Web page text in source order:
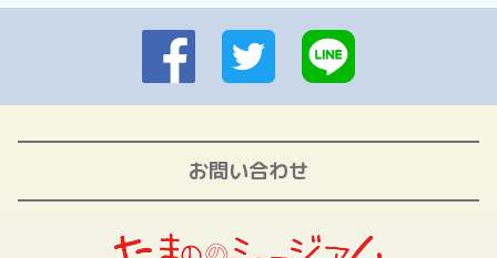
お問い合わせ